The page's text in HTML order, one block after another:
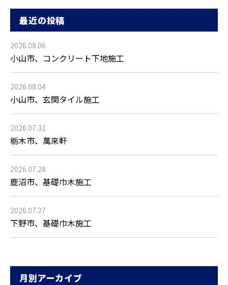
最近の投稿
2026.08.06
小山市、コンクリート下地施工
2026.08.04
小山市、玄関タイル施工
2026.07.31
栃木市、萬來軒
2026.07.28
鹿沼市、基礎巾木施工
2026.07.27
下野市、基礎巾木施工
月別アーカイブ